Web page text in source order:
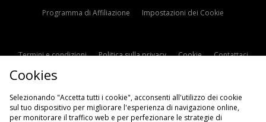
Programma di Affiliazione
Impostazioni dei Cookie
Termini e condizioni Politica sulla privacy Cookie
Contattaci
Cookies
Selezionando "Accetta tutti i cookie", acconsenti all'utilizzo dei cookie
sul tuo dispositivo per migliorare l'esperienza di navigazione online,
per monitorare il traffico web e per perfezionare le strategie di